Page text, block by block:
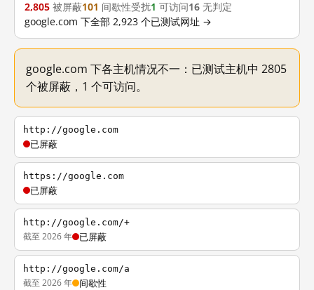
2,805 被屏蔽101 间歇性受扰1 可访问16 无判定
google.com 下全部 2,923 个已测试网址 →
google.com 下各主机情况不一：已测试主机中 2805
个被屏蔽，1 个可访问。
http://google.com
已屏蔽
https://google.com
已屏蔽
http://google.com/+
截至 2026 年 已屏蔽
http://google.com/a
截至 2026 年 间歇性